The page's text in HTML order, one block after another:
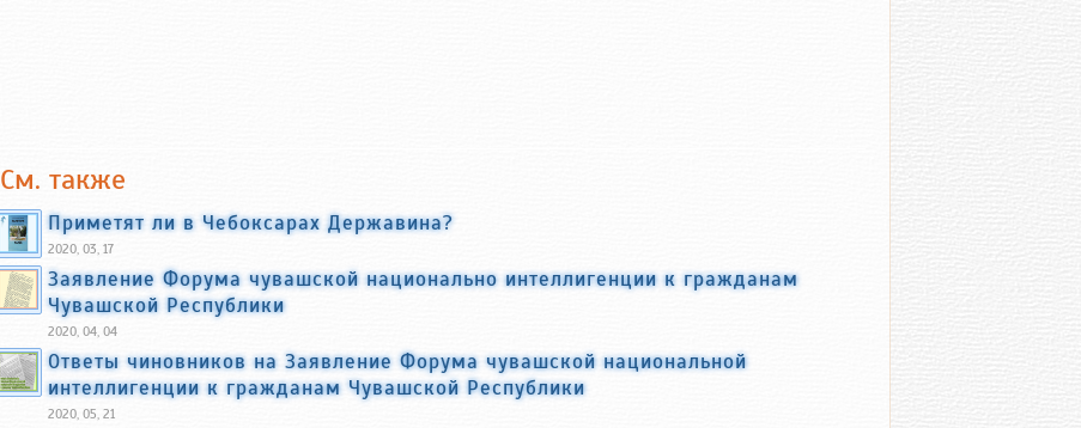
См. также
Приметят ли в Чебоксарах Державина?
2020, 03, 17
Заявление Форума чувашской национально интеллигенции к гражданам
Чувашской Республики
2020, 04, 04
Ответы чиновников на Заявление Форума чувашской национальной
интеллигенции к гражданам Чувашской Республики
2020, 05, 21